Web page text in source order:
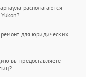
располагаются
для юридических
вы предоставляете